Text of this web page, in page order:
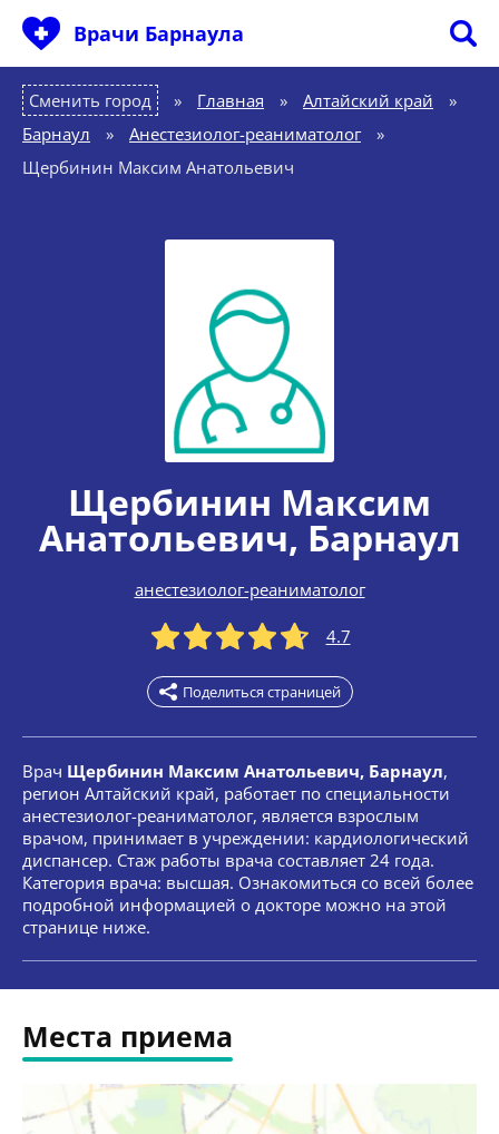
Врачи Барнаула
Сменить город Главная » Алтайский край
»
Барнаул
» Анестезиолог-реаниматолог
»
Щербинин Максим Анатольевич
Щербинин Максим
Анатольевич, Барнаул
анестезиолог-реаниматолог
4.7
Поделиться страницей
Врач Щербинин Максим Анатольевич, Барнаул,
регион Алтайский край, работает по специальности
анестезиолог-реаниматолог, является взрослым
врачом, принимает в учреждении: кардиологический
диспансер. Стаж работы врача составляет 24 года.
Категория врача: высшая. Ознакомиться со всей более
подробной информацией о докторе можно на этой
странице ниже.
Места приема